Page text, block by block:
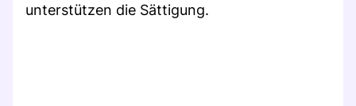
unterstützen die Sättigung.